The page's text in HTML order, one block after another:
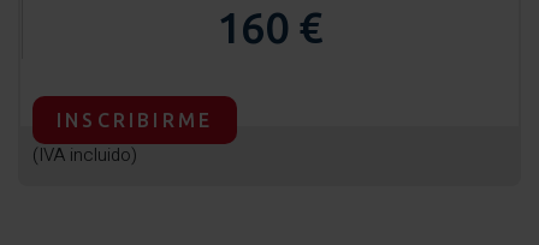
160 €
INSCRIBIRME
(IVA incluido)